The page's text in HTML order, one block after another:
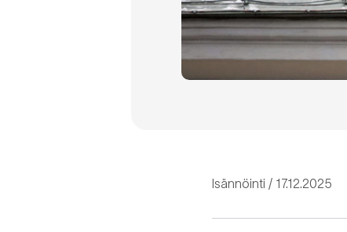
Isännöinti 17.12.2025